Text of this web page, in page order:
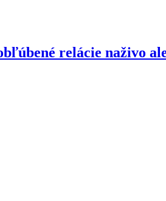
relácie naživo